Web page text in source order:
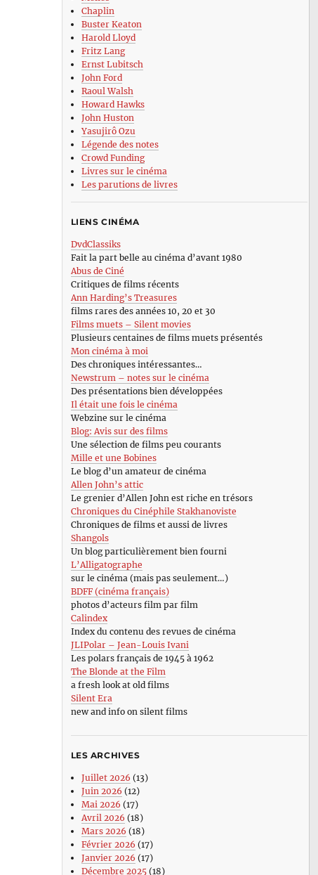
Chaplin
Buster Keaton
Harold Lloyd
Fritz Lang
Ernst Lubitsch
John Ford
Raoul Walsh
Howard Hawks
John Huston
Yasujirô Ozu
Légende des notes
Crowd Funding
Livres sur le cinéma
Les parutions de livres
LIENS CINÉMA
DvdClassiks
Fait la part belle au cinéma d’avant 1980
Abus de Ciné
Critiques de films récents
Ann Harding’s Treasures
films rares des années 10, 20 et 30
Films muets – Silent movies
Plusieurs centaines de films muets présentés
Mon cinéma à moi
Des chroniques intéressantes…
Newstrum – notes sur le cinéma
Des présentations bien développées
Il était une fois le cinéma
Webzine sur le cinéma
Blog: Avis sur des films
Une sélection de films peu courants
Mille et une Bobines
Le blog d’un amateur de cinéma
Allen John’s attic
Le grenier d’Allen John est riche en trésors
Chroniques du Cinéphile Stakhanoviste
Chroniques de films et aussi de livres
Shangols
Un blog particulièrement bien fourni
L’Alligatographe
sur le cinéma (mais pas seulement…)
BDFF (cinéma français)
photos d’acteurs film par film
Calindex
Index du contenu des revues de cinéma
JLIPolar – Jean-Louis Ivani
Les polars français de 1945 à 1962
The Blonde at the Film
a fresh look at old films
Silent Era
new and info on silent films
LES ARCHIVES
Juillet 2026 (13)
Juin 2026 (12)
Mai 2026 (17)
Avril 2026 (18)
Mars 2026 (18)
Février 2026 (17)
Janvier 2026 (17)
Décembre 2025(18)